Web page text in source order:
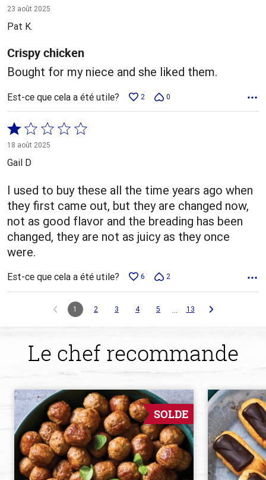
4 sur
5
23 août 2025
Pat K.
Crispy chicken
Bought for my niece and she liked them.
Est-ce que cela a été utile? 2 0
Coté
1 sur
5
18 août 2025
Gail D
I used to buy these all the time years ago when
they first came out, but they are changed now,
not as good flavor and the breading has been
changed, they are not as juicy as they once
were.
Est-ce que cela a été utile? 6 2
1 2 3 4 5 … 13
Le chef recommande
SOLDE